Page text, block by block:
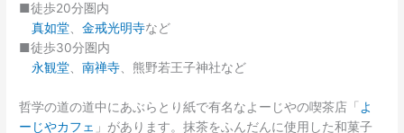
■徒歩20分圏内
真如堂 、金戒光明寺など
■徒歩30分圏内
永観堂 、南禅寺 、熊野若王子神社など
哲学の道の道中にあぶらとり紙で有名なよーじやの喫茶店「 よ
ーじやカフェ 」があります。抹茶をふんだんに使用した和菓子